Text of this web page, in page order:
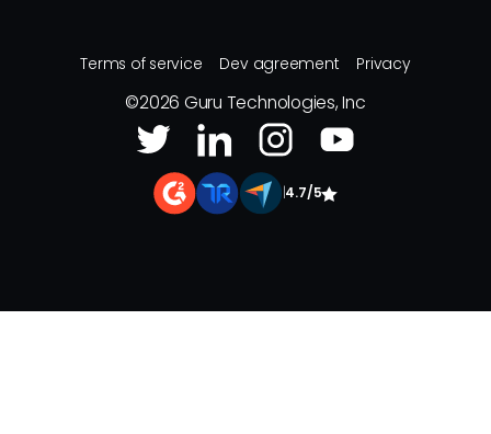
Terms of service Dev agreement Privacy
©2026 Guru Technologies, Inc
4.7/5